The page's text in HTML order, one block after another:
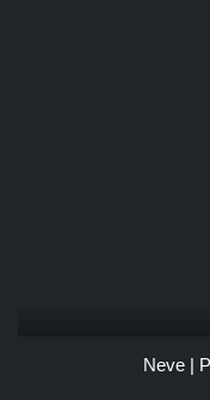
Neve |